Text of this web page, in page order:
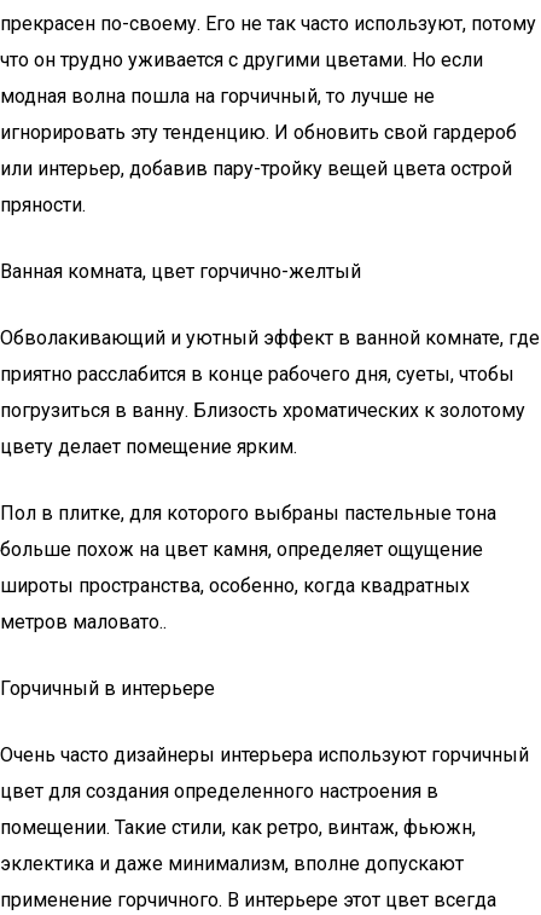
прекрасен по-своему. Его не так часто используют, потому
что он трудно уживается с другими цветами. Но если
модная волна пошла на горчичный, то лучше не
игнорировать эту тенденцию. И обновить свой гардероб
или интерьер, добавив пару-тройку вещей цвета острой
пряности.
Ванная комната, цвет горчично-желтый
Обволакивающий и уютный эффект в ванной комнате, где
приятно расслабится в конце рабочего дня, суеты, чтобы
погрузиться в ванну. Близость хроматических к золотому
цвету делает помещение ярким.
Пол в плитке, для которого выбраны пастельные тона
больше похож на цвет камня, определяет ощущение
широты пространства, особенно, когда квадратных
метров маловато..
Горчичный в интерьере
Очень часто дизайнеры интерьера используют горчичный
цвет для создания определенного настроения в
помещении. Такие стили, как ретро, винтаж, фьюжн,
эклектика и даже минимализм, вполне допускают
применение горчичного. В интерьере этот цвет всегда